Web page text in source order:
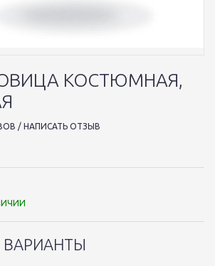
КОСТЮМНАЯ,
/ НАПИСАТЬ ОТЗЫВ